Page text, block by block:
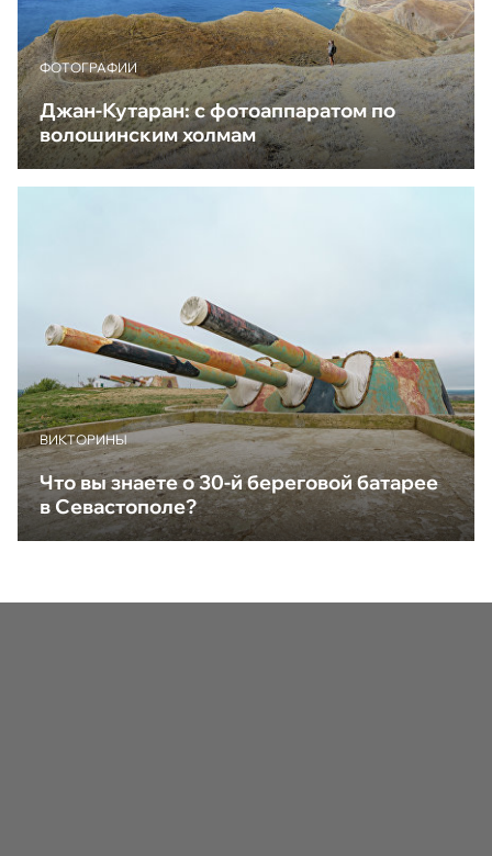
ФОТОГРАФИИ
Джан-Кутаран: с фотоаппаратом по
волошинским холмам
ВИКТОРИНЫ
Что вы знаете о 30-й береговой батарее
в Севастополе?